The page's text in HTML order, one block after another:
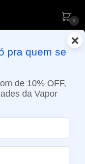
0
(SEG A SEX): PEDIDOS
×
pra quem se
de 10% OFF,
da Vapor